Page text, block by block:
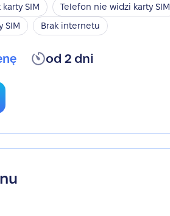
karty SIM
Telefon nie widzi karty SIM
SIM
Brak internetu
od 2 dni